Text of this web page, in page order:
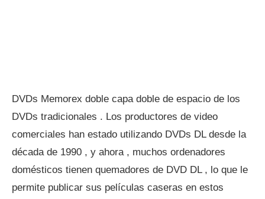
DVDs Memorex doble capa doble de espacio de los
DVDs tradicionales . Los productores de video
comerciales han estado utilizando DVDs DL desde la
década de 1990 , y ahora , muchos ordenadores
domésticos tienen quemadores de DVD DL , lo que le
permite publicar sus películas caseras en estos